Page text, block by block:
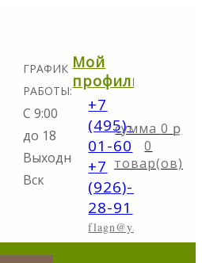
ГРАФИК
РАБОТЫ:
С 9:00
до 18
Выходной:
Вск
Мой
профиль
+7
(495)-298-
01-60
+7
(926)-773-
28-91
flagn@yandex.ru
0 ք
0
товар(ов)